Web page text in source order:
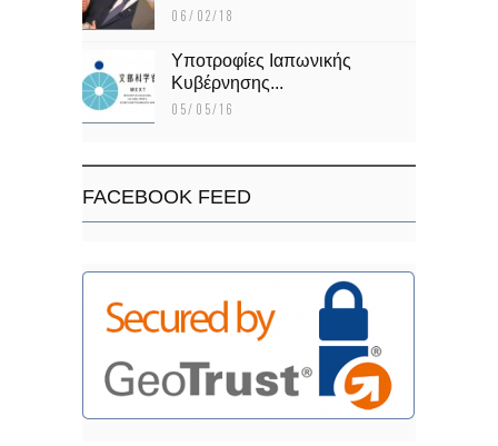
06/02/18
Υποτροφίες Ιαπωνικής
Κυβέρνησης...
05/05/16
FACEBOOK FEED